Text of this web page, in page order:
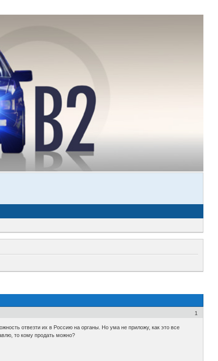
1
отвезти их в Россию на органы. Но ума не приложу, как это все
то кому продать можно?